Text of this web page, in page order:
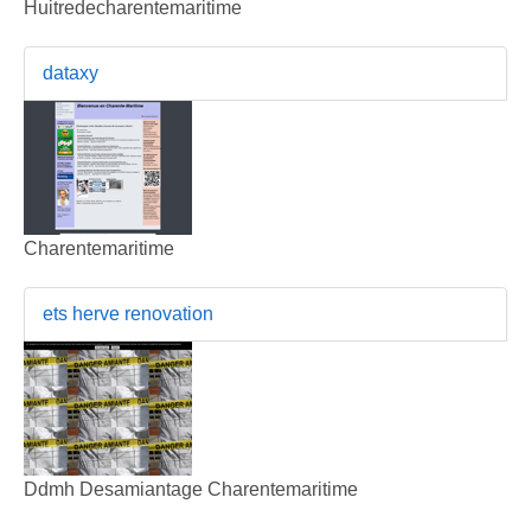
Huitredecharentemaritime
dataxy
Charentemaritime
ets herve renovation
Ddmh Desamiantage Charentemaritime